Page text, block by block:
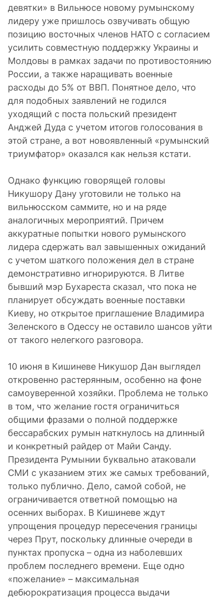
девятки» в Вильнюсе новому румынскому
лидеру уже пришлось озвучивать общую
позицию восточных членов НАТО с согласием
усилить совместную поддержку Украины и
Молдовы в рамках задачи по противостоянию
России, а также наращивать военные
расходы до 5% от ВВП. Понятное дело, что
для подобных заявлений не годился
уходящий с поста польский президент
Анджей Дуда с учетом итогов голосования в
этой стране, а вот новоявленный «румынский
триумфатор» оказался как нельзя кстати.
Однако функцию говорящей головы
Никушору Дану уготовили не только на
вильнюсском саммите, но и на ряде
аналогичных мероприятий. Причем
аккуратные попытки нового румынского
лидера сдержать вал завышенных ожиданий
с учетом шаткого положения дел в стране
демонстративно игнорируются. В Литве
бывший мэр Бухареста сказал, что пока не
планирует обсуждать военные поставки
Киеву, но открытое приглашение Владимира
Зеленского в Одессу не оставило шансов уйти
от такого нелегкого разговора.
10 июня в Кишиневе Никушор Дан выглядел
откровенно растерянным, особенно на фоне
самоуверенной хозяйки. Проблема не только
в том, что желание гостя ограничиться
общими фразами о полной поддержке
бессарабских румын наткнулось на длинный
и конкретный райдер от Майи Санду.
Президента Румынии буквально атаковали
СМИ с указанием этих же самых требований,
только публично. Дело, самой собой, не
ограничивается ответной помощью на
осенних выборах. В Кишиневе ждут
упрощения процедур пересечения границы
через Прут, поскольку длинные очереди в
пунктах пропуска – одна из наболевших
проблем последнего времени. Еще одно
«пожелание» – максимальная
дебюрократизация процесса выдачи